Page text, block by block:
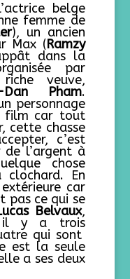
belge
femme de
), un ancien
Max (Ramzy
dans la
par
veuve,
Dan Pham.
personnage
film car tout
cette chasse
c’est
de l’argent à
chose
clochard. En
car
pas ce qui se
Belvaux,
il y a trois
qui sont
est la seule
a ses deux